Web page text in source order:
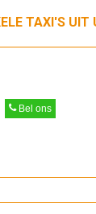
TAXI'S UIT
Bel ons